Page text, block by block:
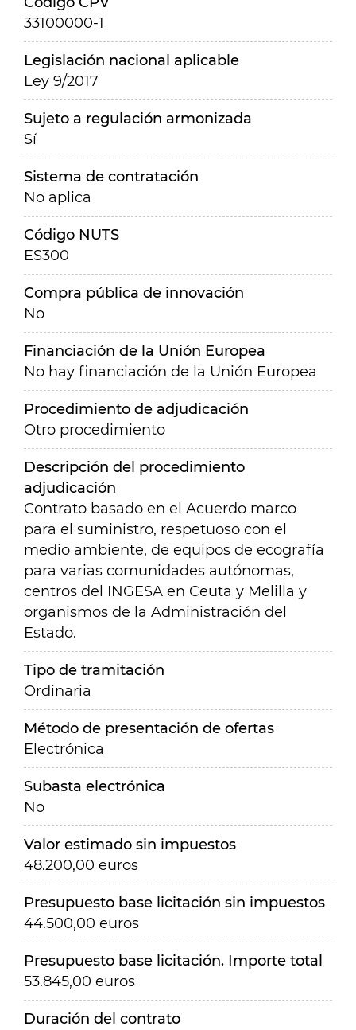
33100000-1
Legislación nacional aplicable
Ley 9/2017
Sujeto a regulación armonizada
Sí
Sistema de contratación
No aplica
Código NUTS
ES300
Compra pública de innovación
No
Financiación de la Unión Europea
No hay financiación de la Unión Europea
Procedimiento de adjudicación
Otro procedimiento
Descripción del procedimiento
adjudicación
Contrato basado en el Acuerdo marco
para el suministro, respetuoso con el
medio ambiente, de equipos de ecografía
para varias comunidades autónomas,
centros del INGESA en Ceuta y Melilla y
organismos de la Administración del
Estado.
Tipo de tramitación
Ordinaria
Método de presentación de ofertas
Electrónica
Subasta electrónica
No
Valor estimado sin impuestos
48.200,00 euros
Presupuesto base licitación sin impuestos
44.500,00 euros
Presupuesto base licitación. Importe total
53.845,00 euros
Duración del contrato